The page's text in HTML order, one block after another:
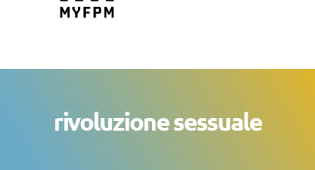
rivoluzione sessuale